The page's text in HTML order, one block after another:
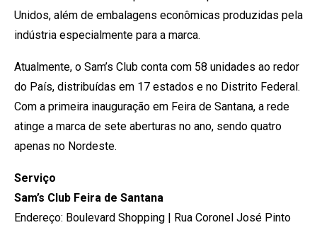
Unidos, além de embalagens econômicas produzidas pela
indústria especialmente para a marca.
Atualmente, o Sam’s Club conta com 58 unidades ao redor
do País, distribuídas em 17 estados e no Distrito Federal.
Com a primeira inauguração em Feira de Santana, a rede
atinge a marca de sete aberturas no ano, sendo quatro
apenas no Nordeste.
Serviço
Sam’s Club Feira de Santana
Endereço: Boulevard Shopping | Rua Coronel José Pinto